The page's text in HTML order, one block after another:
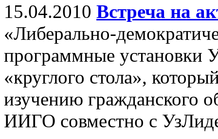
15.04.2010 Встреча на
«Либерально-
программные установки
«круглого стола»,
изучению гражданского
ИИГО совместно с